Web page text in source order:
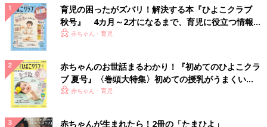
育児の困ったがズバリ！解決する本『ひよこクラブ
秋号』 4カ月～2才になるまで、育児に役立つ情報が
いっぱい！
赤ちゃん・育児
赤ちゃんのお世話まるわかり！『初めてのひよこクラ
ブ 夏号』〈巻頭大特集〉初めての授乳がうまくい
く！ おっぱい・ミルクの基本と夏のトラブル 解決テ
赤ちゃん・育児
赤ちゃんが生まれたら！2冊の「たまひよ」